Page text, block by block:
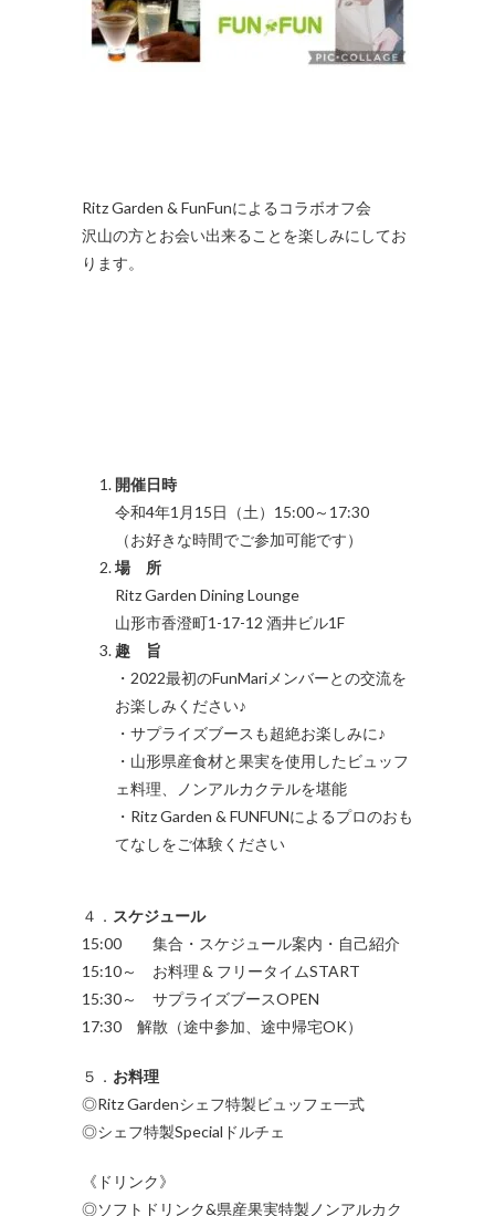
Ritz Garden & FunFunによるコラボオフ会
沢山の方とお会い出来ることを楽しみにしてお
ります。
開催日時
令和4年1月15日（土）15:00～17:30
（お好きな時間でご参加可能です）
場 所
Ritz Garden Dining Lounge
山形市香澄町1-17-12 酒井ビル1F
趣 旨
・2022最初のFunMariメンバーとの交流を
お楽しみください♪
・サプライズブースも超絶お楽しみに♪
・山形県産食材と果実を使用したビュッフ
ェ料理、ノンアルカクテルを堪能
・Ritz Garden & FUNFUNによるプロのおも
てなしをご体験ください
４． スケジュール
15:00 集合・スケジュール案内・自己紹介
15:10～ お料理 & フリータイムSTART
15:30～ サプライズブースOPEN
17:30 解散（途中参加、途中帰宅OK）
５． お料理
◎Ritz Gardenシェフ特製ビュッフェ一式
◎シェフ特製Specialドルチェ
《ドリンク》
◎ソフトドリンク&県産果実特製ノンアルカク